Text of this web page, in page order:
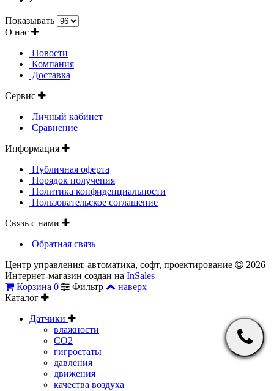
Показывать
О нас
Новости
Компания
Доставка
Сервис
Личный кабинет
Сравнение
Информация
Публичная оферта
Порядок получения
Политика конфиденциальности
Пользовательское соглашение
Связь с нами
Обратная связь
Центр управления: автоматика, софт, проектирование
2026
Интернет-магазин создан на InSales
Корзина 0 Фильтр
наверх
Каталог
Датчики
влажности
CO2
гигростаты
давления
движения
качества воздуха